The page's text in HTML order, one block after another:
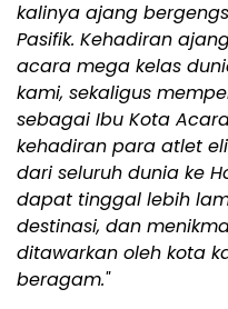
kalinya ajang
Pasifik. Kehadiran
acara mega kelas
kami, sekaligus
sebagai Ibu Kota
kehadiran para atlet
dari seluruh dunia ke
dapat tinggal lebih
destinasi, dan
ditawarkan oleh kota
beragam."